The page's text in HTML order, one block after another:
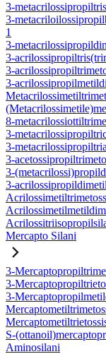
3-
3-
1
3-
3-
3-
3-
8-
3-
3-
3-
3-
3-
Mercapto Silani
3-
3-
3-
S-
Aminosilani